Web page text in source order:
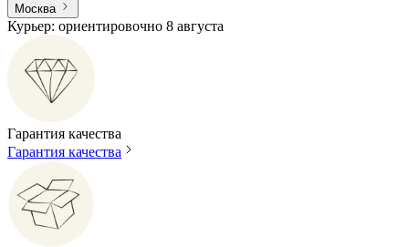
Москва
Курьер: ориентировочно 8 августа
Гарантия качества
Гарантия качества